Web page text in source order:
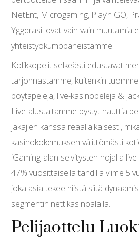
NetEnt, Microgaming, Play’n GO,
Yggdrasil ovat vain vain muutamia
yhteistyökumppaneistamme.
Kolikkopelit selkeästi edustavat
tarjonnastamme, kuitenkin
pöytäpelejä, live-kasinopelejä &
Live-alustaltamme pystyt nauttia
jakajien kanssa reaaliaikaisesti,
kasinokokemuksen välittömästi
iGaming-alan selvitysten nojalla
47% vuosittaisella tahdilla viime 5
joka asia tekee niistä siitä
segmentin nettikasinoalalla.
Pelijaottelu